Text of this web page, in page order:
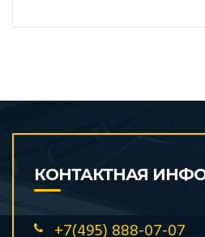
КОНТАКТНАЯ
+7(495) 888-07-07